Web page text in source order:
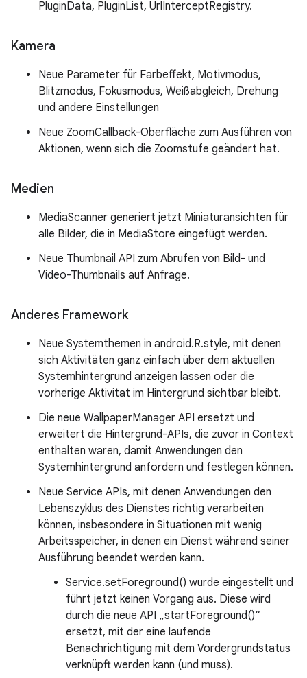
PluginData, PluginList, UrlInterceptRegistry.
Kamera
Neue Parameter für Farbeffekt, Motivmodus,
Blitzmodus, Fokusmodus, Weißabgleich, Drehung
und andere Einstellungen
Neue ZoomCallback-Oberfläche zum Ausführen von
Aktionen, wenn sich die Zoomstufe geändert hat.
Medien
MediaScanner generiert jetzt Miniaturansichten für
alle Bilder, die in MediaStore eingefügt werden.
Neue Thumbnail API zum Abrufen von Bild- und
Video-Thumbnails auf Anfrage.
Anderes Framework
Neue Systemthemen in android.R.style, mit denen
sich Aktivitäten ganz einfach über dem aktuellen
Systemhintergrund anzeigen lassen oder die
vorherige Aktivität im Hintergrund sichtbar bleibt.
Die neue WallpaperManager API ersetzt und
erweitert die Hintergrund-APIs, die zuvor in Context
enthalten waren, damit Anwendungen den
Systemhintergrund anfordern und festlegen können.
Neue Service APIs, mit denen Anwendungen den
Lebenszyklus des Dienstes richtig verarbeiten
können, insbesondere in Situationen mit wenig
Arbeitsspeicher, in denen ein Dienst während seiner
Ausführung beendet werden kann.
Service.setForeground() wurde eingestellt und
führt jetzt keinen Vorgang aus. Diese wird
durch die neue API „startForeground()“
ersetzt, mit der eine laufende
Benachrichtigung mit dem Vordergrundstatus
verknüpft werden kann (und muss).